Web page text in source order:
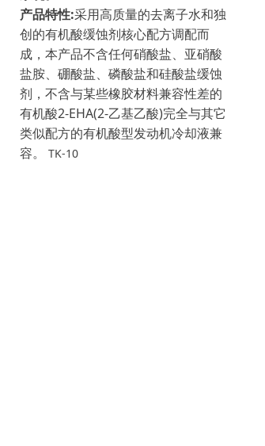
产品特性:采用高质量的去离子水和独
创的有机酸缓蚀剂核心配方调配而
成，本产品不含任何硝酸盐、亚硝酸
盐胺、硼酸盐、磷酸盐和硅酸盐缓蚀
剂，不含与某些橡胶材料兼容性差的
有机酸2-EHA(2-乙基乙酸)完全与其它
类似配方的有机酸型发动机冷却液兼
容。
TK-10